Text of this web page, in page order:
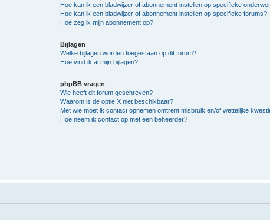
Hoe kan ik een bladwijzer of abonnement instellen op specifieke
Hoe kan ik een bladwijzer of abonnement instellen op specifieke forums?
Hoe zeg ik mijn abonnement op?
Bijlagen
Welke bijlagen worden toegestaan op dit forum?
Hoe vind ik al mijn bijlagen?
phpBB vragen
Wie heeft dit forum geschreven?
Waarom is de optie X niet beschikbaar?
Met wie moet ik contact opnemen omtrent misbruik en/of wettelijke
Hoe neem ik contact op met een beheerder?